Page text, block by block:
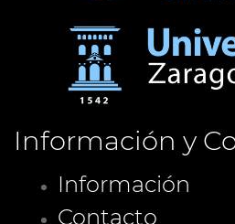
Información y
Información
Contacto